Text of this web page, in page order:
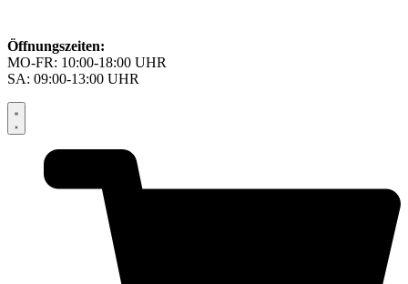
Öffnungszeiten:
MO-FR: 10:00-18:00 UHR
SA: 09:00-13:00 UHR